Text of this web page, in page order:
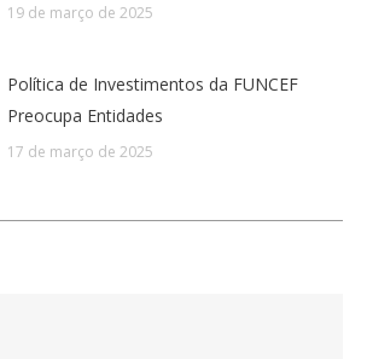
19 de março de 2025
Política de Investimentos da FUNCEF
Preocupa Entidades
17 de março de 2025